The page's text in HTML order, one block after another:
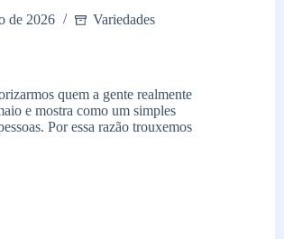
de 2026 Variedades
quem a gente realmente
e mostra como um simples
Por essa razão trouxemos